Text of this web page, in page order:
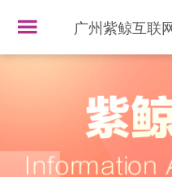
广州紫鲸互联